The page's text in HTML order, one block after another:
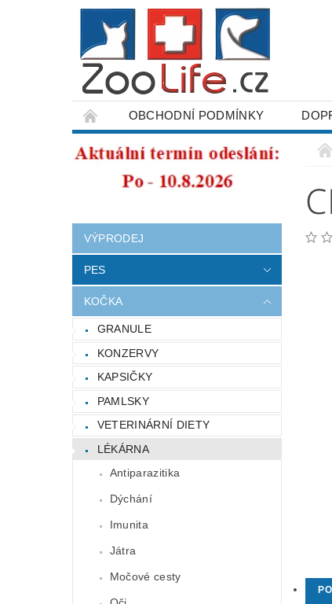
OBCHODNÍ PODMÍNKY
ODSTOUPENÍ OD SMLOUVY
VÝPRODEJ
PES
KOČKA
GRANULE
KONZERVY
KAPSIČKY
PAMLSKY
VETERINÁRNÍ DIETY
LÉKÁRNA
Antiparazitika
Dýchání
Imunita
Játra
Močové cesty